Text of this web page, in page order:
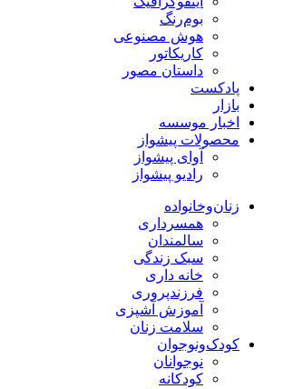
بوم‌رنگ
هوش مصنوعی
کاریکاتور
داستان مصور
پادکست
بازار
اخبار موسسه
محصولات پیشواز
آوای پیشواز
رادیو پیشواز
زنان‌وخانواده
همسرداری
سالمندان
سبک زندگی
خانه داری
فرزندپروری
آموزش آشپزی
سلامت زنان
کودک‌ونوجوان
نوجوانان
کودکانه